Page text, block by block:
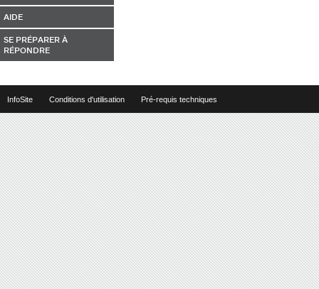
AIDE
SE PRÉPARER À
RÉPONDRE
InfoSite Conditions d'utilisation Pré-requis techniques